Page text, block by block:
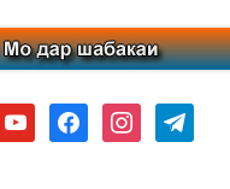
youtubefacebookinstagramtelegram